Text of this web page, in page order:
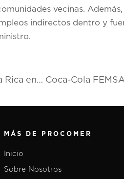
vecinas.
indirectos dentro y
PROCOMER refuerza la propuesta de valor de Costa Rica en evento de selección sitios de inversión Site Selectors Guild Annual Conference
MÁS DE PROCOMER
Inicio
Sobre Nosotros